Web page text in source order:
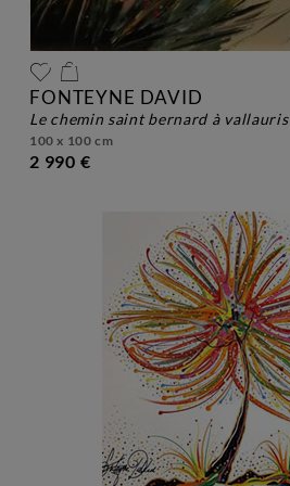
FONTEYNE DAVID
le chemin saint bernard à vallauris
100 x 100 cm
2 990 €